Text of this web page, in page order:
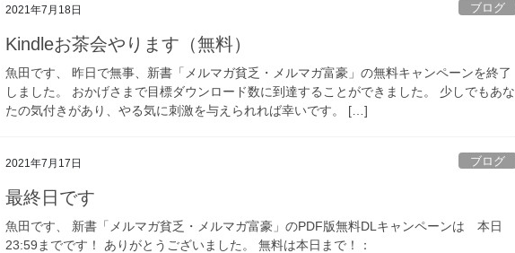
2021年7月18日 ブログ
Kindleお茶会やります（無料）
魚田です、 昨日で無事、新書「メルマガ貧乏・メルマガ富豪」の無料キャンペーンを終了
しました。 おかげさまで目標ダウンロード数に到達することができました。 少しでもあな
たの気付きがあり、やる気に刺激を与えられれば幸いです。 […]
2021年7月17日 ブログ
最終日です
魚田です、 新書「メルマガ貧乏・メルマガ富豪」のPDF版無料DLキャンペーンは 本日
23:59までです！ ありがとうございました。 無料は本日まで！：